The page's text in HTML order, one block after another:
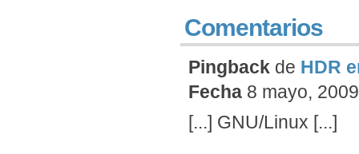
Comentarios
Pingback de HDR
Fecha 8 mayo,
[...] GNU/Linux [...]